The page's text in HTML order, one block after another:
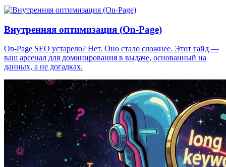
Внутренняя оптимизация (On-Page)
On-Page SEO устарело? Нет. Оно стало сложнее. Этот гайд —
ваш арсенал для доминирования в выдаче, основанный на
данных, а не догадках.